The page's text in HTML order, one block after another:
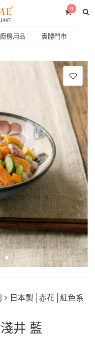
0
廚房用品 實體門市
日本製│赤花│紅色系
井 藍